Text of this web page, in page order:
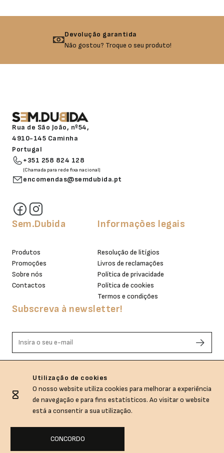
Devolução garantida
Não gostou? Troque o seu produto!
Rua de São João, nº54,
4910-145 Caminha
Portugal
+351 258 824 128
(Chamada para rede fixa nacional)
encomendas@semdubida.pt
Sem.Dubida
Produtos
Promoções
Sobre nós
Contactos
Informações legais
Resolução de litígios
Livros de reclamações
Política de privacidade
Política de cookies
Termos e condições
Subscreva à newsletter!
Sem.Dubida © All rights reserved.
Empowered with
bywebincode.com
Utilização de cookies
O nosso website utiliza cookies para melhorar a experiência
de navegação e para fins estatísticos. Ao visitar o website
está a consentir a sua utilização.
CONCORDO